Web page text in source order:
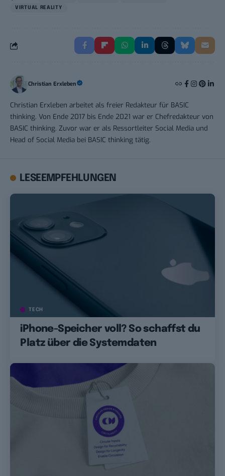
VIRTUAL REALITY
Christian Erxleben
Christian Erxleben arbeitet als freier Redakteur für BASIC
thinking. Von Ende 2017 bis Ende 2021 war er Chefredakteur von
BASIC thinking. Zuvor war er als Ressortleiter Social Media und
Head of Social Media bei BASIC thinking tätig.
LESEEMPFEHLUNGEN
TECH
iPhone-Speicher voll? So schaffst du
Platz über die Systemdaten